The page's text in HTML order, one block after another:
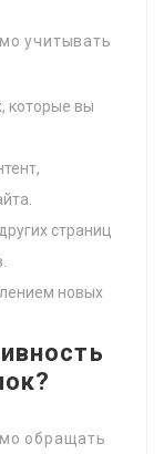
учитывать
которые вы
страниц
новых
обращать